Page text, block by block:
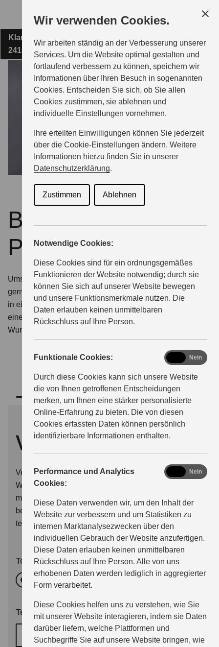
Wir verwenden Cookies.
Wir arbeiten ständig an der Verbesserung unserer
Services. Um die Website optimal gestalten und
fortlaufend verbessern zu können, speichern wir
Informationen über Ihren Besuch in sogenannten
Cookies. Entscheiden Sie sich, ob Sie allen
Cookies zustimmen, sie ablehnen und
individuelle Einstellungen vornehmen.
Ihre erteilten Einwilligungen können Sie jederzeit
über die Cookie-Einstellungen ändern. Weitere
Informationen hierzu finden Sie in unserer
Datenschutzerklärung.
Zustimmen Ablehnen
Notwendige Cookies:
Diese Cookies sind für ein ordnungsgemäßes
Funktionieren der Website notwendig; durch sie
können Sie sich auf unserer Website bewegen
und unsere Funktionsmerkmale nutzen. Die
Daten erlauben keinen unmittelbaren
Rückschluss auf Ihre Person.
Funktionale Cookies:
Durch diese Cookies kann sich unsere Website
die von Ihnen getroffenen Entscheidungen
merken, um Ihnen eine stärker personalisierte
Online-Erfahrung zu bieten. Die von diesen
Cookies erfassten Daten können persönlich
identifizierbare Informationen enthalten.
functional
Nein
Performance und Analytics
Cookies:
Diese Daten verwenden wir, um den Inhalt der
Website zur verbessern und um Statistiken zu
internen Marktanalysezwecken über den
individuellen Gebrauch der Website anzufertigen.
Diese Daten erlauben keinen unmittelbaren
Rückschluss auf Ihre Person. Alle von uns
erhobenen Daten werden lediglich in aggregierter
Form verarbeitet.
Diese Cookies helfen uns zu verstehen, wie Sie
mit unserer Website interagieren, indem sie Daten
darüber liefern, welche Plattformen und
Suchbegriffe Sie auf unsere Website bringen, wie
analyticsNein
Hauptinhalt
AUTOHAUS FRÄTER GMBH
MODELLE
ZUBEHÖR
BERATUNG & KAUF
SERVICE
ÜBER UNS
Klausbrooker Weg 1
24107 Kiel
Beratung und
Probefahrttermin
Umschauen, einsteigen, losfahren. Wir stellen Ihnen
gerne die Modelle von Suzuki aus nächster Nähe vor –
in einem persönlichen Beratungsgespräch oder bei
einer Probefahrt. Teilen Sie uns hierfür einfach Ihren
Wunschtermin mit.
Termin
vereinbaren
Verwenden Sie bitte dieses Formular, um uns Ihren
Wunschtermin für eine Beratung oder eine Probefahrt
mitzuteilen. Wir melden uns dann so bald wie möglich
bei Ihnen per E-Mail, oder wenn Sie wünschen auch
telefonisch.
Termingrund
Probefahrttermin
Terminwunsch *
Wunschtermin